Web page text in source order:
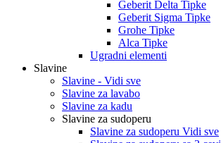
Geberit Delta Tipke
Geberit Sigma Tipke
Grohe Tipke
Alca Tipke
Ugradni elementi
Slavine
Slavine - Vidi sve
Slavine za lavabo
Slavine za kadu
Slavine za sudoperu
Slavine za sudoperu Vidi sve